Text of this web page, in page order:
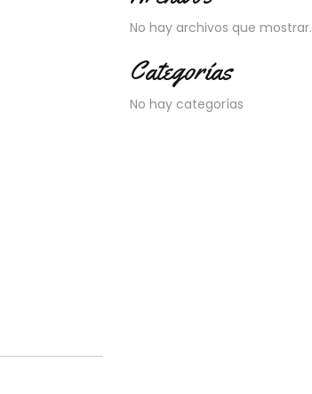
No hay archivos que mostrar.
Categorías
No hay categorías